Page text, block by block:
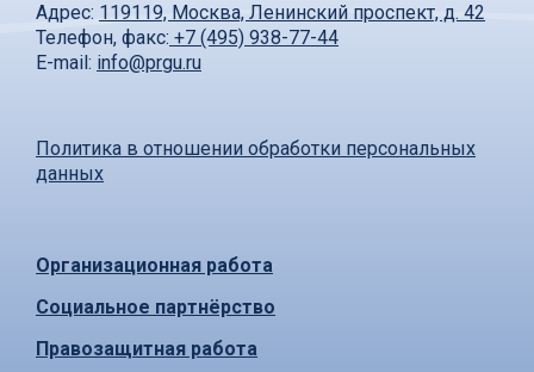
Адрес: 119119, Москва, Ленинский проспект, д. 42
Телефон, факс: +7 (495) 938-77-44
E-mail: info@prgu.ru
Политика в отношении обработки персональных
данных
Организационная работа
Социальное партнёрство
Правозащитная работа